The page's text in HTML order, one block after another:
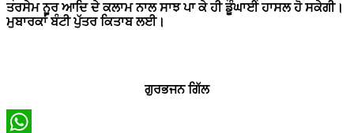
ਤਰਸੇਮ ਨੂਰ ਆਦਿ ਦੇ ਕਲਾਮ ਨਾਲ ਸਾਝ ਪਾ ਕੇ ਹੀ ਡੂੰਘਾਈ ਹਾਸਲ ਹੋ ਸਕੇਗੀ।
ਮੁਬਾਰਕਾਂ ਬੰਟੀ ਪੁੱਤਰ ਕਿਤਾਬ ਲਈ।
ਗੁਰਭਜਨ ਗਿੱਲ